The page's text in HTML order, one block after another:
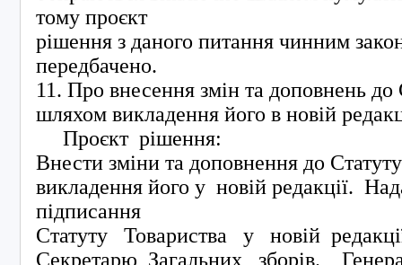
тому проєкт
рішення з даного питання чинним
передбачено.
11. Про внесення змін та доповнень до
шляхом викладення його в новій
Проєкт рішення:
Внести зміни та доповнення до
викладення його у новій редакції.
підписання
Статуту Товариства у новій
Секретарю Загальних зборів.